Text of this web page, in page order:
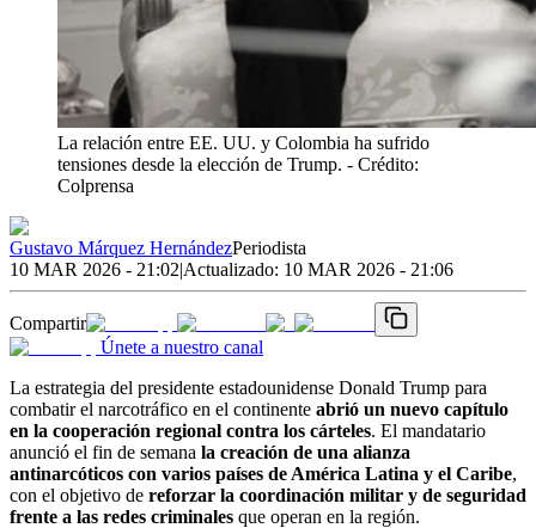
La relación entre EE. UU. y Colombia ha sufrido
tensiones desde la elección de Trump. - Crédito:
Colprensa
Gustavo Márquez HernándezPeriodista
10 MAR 2026 - 21:02|Actualizado: 10 MAR 2026 - 21:06
Compartir
Únete a nuestro canal
La estrategia del presidente estadounidense Donald Trump para
combatir el narcotráfico en el continente abrió un nuevo capítulo
en la cooperación regional contra los cárteles. El mandatario
anunció el fin de semana la creación de una alianza
antinarcóticos con varios países de América Latina y el Caribe,
con el objetivo de reforzar la coordinación militar y de seguridad
frente a las redes criminales que operan en la región.